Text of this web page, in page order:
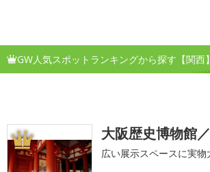
GW人気スポットランキングから探す【関西】
1 大阪歴史博物館
広い展示スペースに実